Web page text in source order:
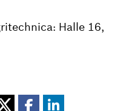
Halle 16,